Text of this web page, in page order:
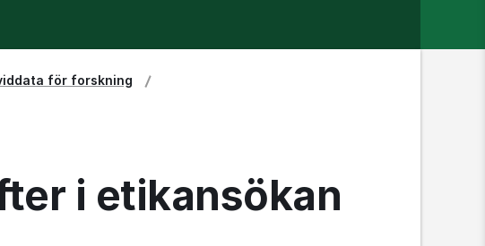
för forskning
i etikansökan